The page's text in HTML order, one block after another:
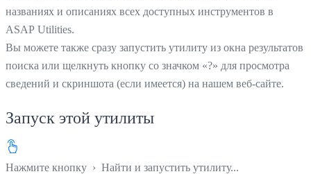
названиях и описаниях всех доступных инструментов в
ASAP Utilities.
Вы можете также сразу запустить утилиту из окна результатов
поиска или щелкнуть кнопку со значком «?» для просмотра
сведений и скриншота (если имеется) на нашем веб-сайте.
Запуск этой утилиты
Нажмите кнопку › Найти и запустить утилиту...